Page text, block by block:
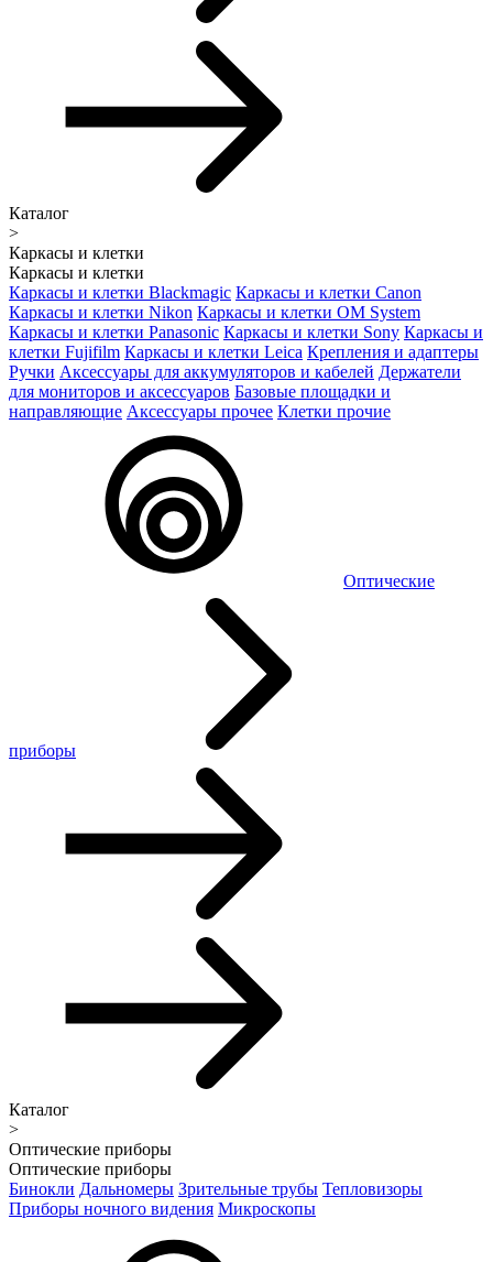
Каталог
>
Каркасы и клетки
Каркасы и клетки
Каркасы и клетки Blackmagic Каркасы и клетки Canon
Каркасы и клетки Nikon Каркасы и клетки OM System
Каркасы и клетки Panasonic Каркасы и клетки Sony Каркасы и
клетки Fujifilm Каркасы и клетки Leica Крепления и адаптеры
Ручки Аксессуары для аккумуляторов и кабелей Держатели
для мониторов и аксессуаров Базовые площадки и
направляющие Аксессуары прочее Клетки прочие
Оптические
приборы
Каталог
>
Оптические приборы
Оптические приборы
Бинокли Дальномеры Зрительные трубы Тепловизоры
Приборы ночного видения Микроскопы